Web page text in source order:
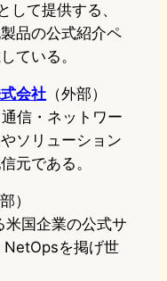
て提供する、
品の公式紹介ペ
ている。
会社 （外部）
信・ネットワー
ソリューション
元である。
）
国企業の公式サ
を掲げ世